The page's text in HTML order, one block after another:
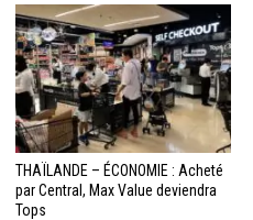
THAÏLANDE – ÉCONOMIE : Acheté
par Central, Max Value deviendra
Tops